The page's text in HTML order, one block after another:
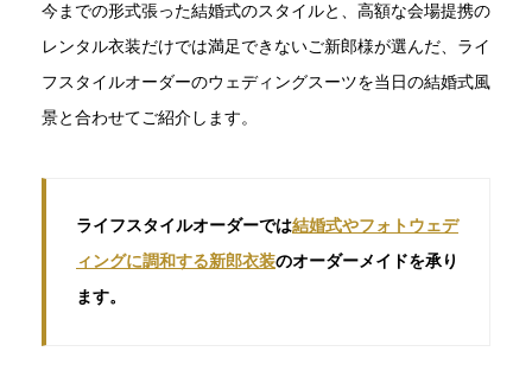
今までの形式張った結婚式のスタイルと、高額な会場提携の
レンタル衣装だけでは満足できないご新郎様が選んだ、ライ
フスタイルオーダーのウェディングスーツを当日の結婚式風
景と合わせてご紹介します。
ライフスタイルオーダーでは結婚式やフォトウェデ
ィングに調和する新郎衣装のオーダーメイドを承り
ます。